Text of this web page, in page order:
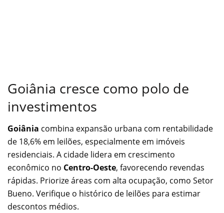
Goiânia cresce como polo de
investimentos
Goiânia combina expansão urbana com rentabilidade
de 18,6% em leilões, especialmente em imóveis
residenciais. A cidade lidera em crescimento
econômico no Centro-Oeste, favorecendo revendas
rápidas. Priorize áreas com alta ocupação, como Setor
Bueno. Verifique o histórico de leilões para estimar
descontos médios.